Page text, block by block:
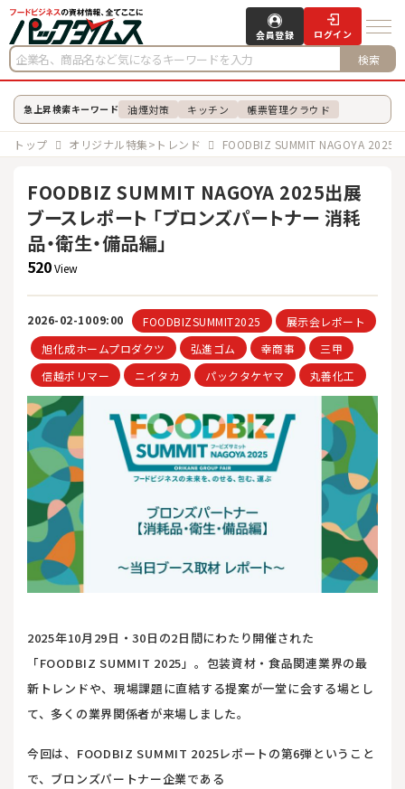
検索
会員登録 ログイン
急上昇検索キーワード 油煙対策 キッチン 帳票管理クラウド
トップ オリジナル特集>トレンド FOODBIZ SUMMIT NAGOYA
FOODBIZ SUMMIT NAGOYA 2025出展
ブースレポート 「ブロンズパートナー 消耗
品・衛生・備品編」
520View
2026-02-1009:00 FOODBIZSUMMIT2025
展示会レポート
旭化成ホームプロダクツ
弘進ゴム 幸商事
三甲
信越ポリマー
ニイタカ パックタケヤマ 丸善化工
2025年10月29日・30日の2日間にわたり開催された
「FOODBIZ SUMMIT 2025」。包装資材・食品関連業界の最
新トレンドや、現場課題に直結する提案が一堂に会する場とし
て、多くの業界関係者が来場しました。
今回は、FOODBIZ SUMMIT 2025レポートの第6弾ということ
で、ブロンズパートナー企業である